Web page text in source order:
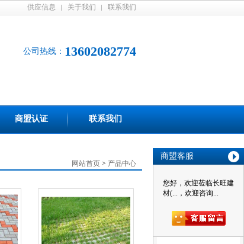
商盟客服
您好，欢迎莅临长旺建
材(...，欢迎咨询...
供应信息 关于我们 联系我们
公司热线： 13602082774
商盟认证 联系我们
网站首页 > 产品中心